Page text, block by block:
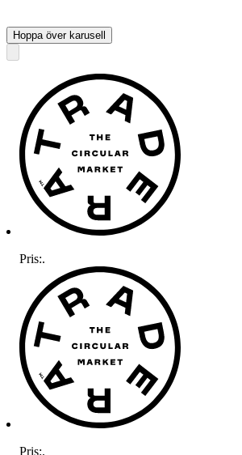
Hoppa över karusell
Pris:.
Pris:.